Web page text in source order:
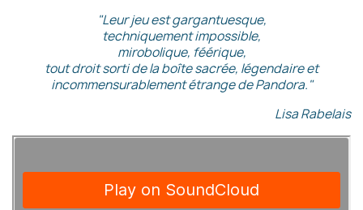
"Leur jeu est gargantuesque,
techniquement impossible,
mirobolique, féérique,
tout droit sorti de la boîte sacrée, légendaire et
incommensurablement étrange de Pandora."
Lisa Rabelais